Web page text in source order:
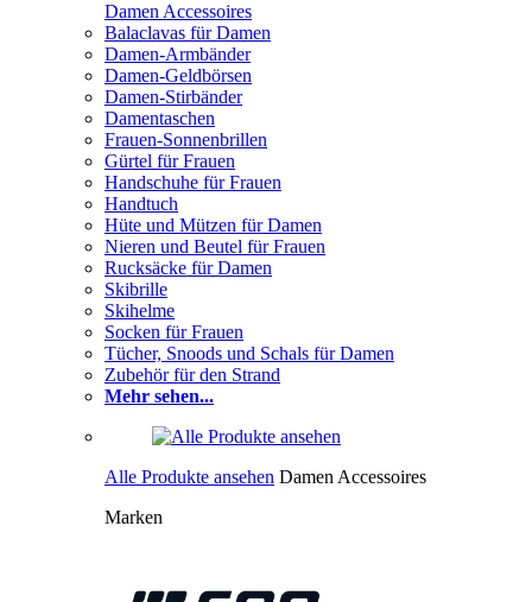
Damen Accessoires
Balaclavas für Damen
Damen-Armbänder
Damen-Geldbörsen
Damen-Stirbänder
Damentaschen
Frauen-Sonnenbrillen
Gürtel für Frauen
Handschuhe für Frauen
Handtuch
Hüte und Mützen für Damen
Nieren und Beutel für Frauen
Rucksäcke für Damen
Skibrille
Skihelme
Socken für Frauen
Tücher, Snoods und Schals für Damen
Zubehör für den Strand
Mehr sehen...
Alle Produkte ansehen Damen Accessoires
Marken